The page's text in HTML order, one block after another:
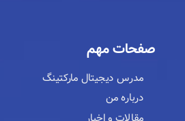
صفحات مهم
مدرس دیجیتال مارکتینگ
درباره من